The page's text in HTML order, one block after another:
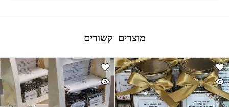
מוצרים קשורים